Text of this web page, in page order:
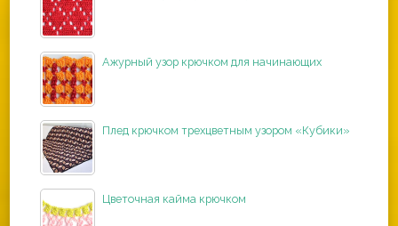
Ажурный узор крючком для начинающих
Плед крючком трехцветным узором «Кубики»
Цветочная кайма крючком